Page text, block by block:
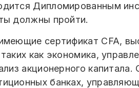
Дипломированным
должны пройти.
сертификат CFA,
как экономика,
акционерного
банках,